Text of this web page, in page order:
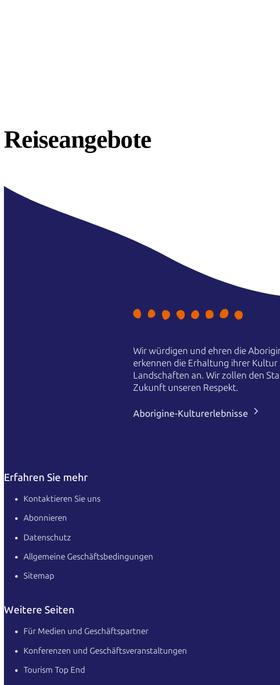
Reiseangebote
Wir würdigen und ehren die
erkennen die Erhaltung ihrer
Landschaften an. Wir zollen den
Zukunft unseren Respekt.
Aborigine-Kulturerlebnisse
Erfahren Sie mehr
Kontaktieren Sie uns
Abonnieren
Datenschutz
Allgemeine Geschäftsbedingungen
Sitemap
Weitere Seiten
Für Medien und Geschäftspartner
Konferenzen und Geschäftsveranstaltungen
Tourism Top End